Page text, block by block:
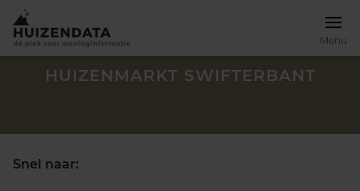
Menu
HUIZENMARKT SWIFTERBANT
Snel naar: